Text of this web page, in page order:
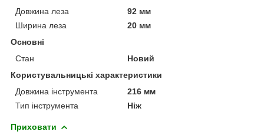
Довжина леза
92 мм
Ширина леза
20 мм
Основні
Стан
Новий
Користувальницькі характеристики
Довжина інструмента
216 мм
Тип інструмента
Ніж
Приховати